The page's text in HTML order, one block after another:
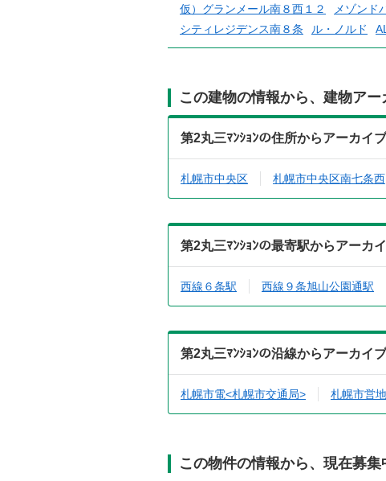
仮）グランメール南８西１２
メゾンド
シティレジデンス南８条
ル・ノルド
この建物の情報から、建物ア
第2丸三ﾏﾝｼｮﾝの住所からアーカイ
札幌市中央区 札幌市中央区南七条西
第2丸三ﾏﾝｼｮﾝの最寄駅からアーカ
西線６条駅 西線９条旭山公園通駅
第2丸三ﾏﾝｼｮﾝの沿線からアーカイ
札幌市電<札幌市交通局> 札幌市営
この物件の情報から、現在募